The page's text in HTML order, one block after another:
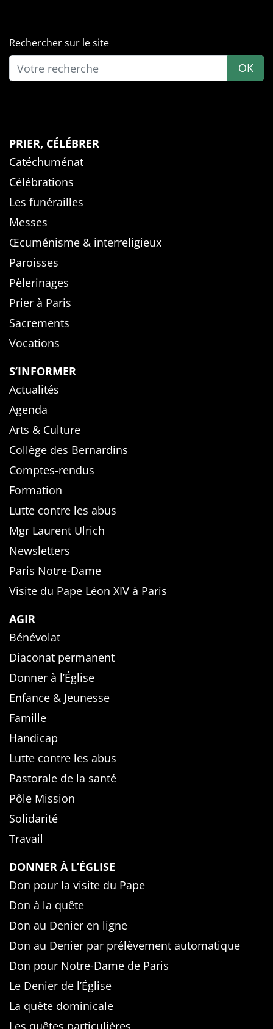
Rechercher sur le site
OK
PRIER, CÉLÉBRER
Catéchuménat
Célébrations
Les funérailles
Messes
Œcuménisme & interreligieux
Paroisses
Pèlerinages
Prier à Paris
Sacrements
Vocations
S’INFORMER
Actualités
Agenda
Arts & Culture
Collège des Bernardins
Comptes-rendus
Formation
Lutte contre les abus
Mgr Laurent Ulrich
Newsletters
Paris Notre-Dame
Visite du Pape Léon XIV à Paris
AGIR
Bénévolat
Diaconat permanent
Donner à l’Église
Enfance & Jeunesse
Famille
Handicap
Lutte contre les abus
Pastorale de la santé
Pôle Mission
Solidarité
Travail
DONNER À L’ÉGLISE
Don pour la visite du Pape
Don à la quête
Don au Denier en ligne
Don au Denier par prélèvement automatique
Don pour Notre-Dame de Paris
Le Denier de l’Église
La quête dominicale